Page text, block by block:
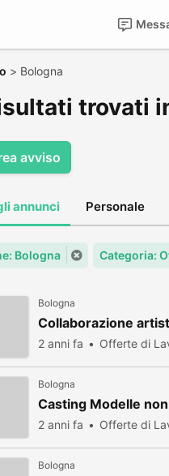
> Bologna
trovati
avviso
annunci Personale
Bologna Categoria:
Bologna
Collaborazione
2 anni fa Offerte di
Bologna
Casting Modelle
2 anni fa Offerte di
Bologna